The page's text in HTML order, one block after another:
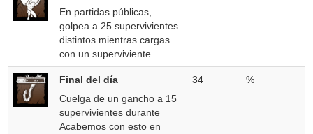
En partidas públicas,
golpea a 25 supervivientes
distintos mientras cargas
con un superviviente.
Final del día
Cuelga de un gancho a 15
supervivientes durante
Acabemos con esto en
34 %